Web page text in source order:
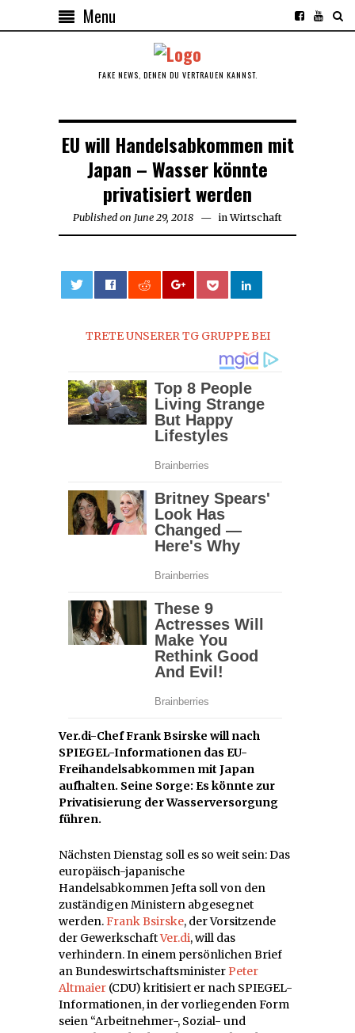
Menu
FAKE NEWS, DENEN DU VERTRAUEN KANNST.
EU will Handelsabkommen mit
Japan – Wasser könnte
privatisiert werden
Published on June 29, 2018 June in Wirtschaft
TRETE UNSERER TG GRUPPE BEI
Ver.di-Chef Frank Bsirske will nach
SPIEGEL-Informationen das EU-
Freihandelsabkommen mit Japan
aufhalten. Seine Sorge: Es könnte zur
Privatisierung der Wasserversorgung
führen.
Nächsten Dienstag soll es so weit sein: Das
europäisch-japanische
Handelsabkommen Jefta soll von den
zuständigen Ministern abgesegnet
werden.Frank Bsirske, der Vorsitzende
der GewerkschaftVer.di, will das
verhindern. In einem persönlichen Brief
an BundeswirtschaftsministerPeter
Altmaier (CDU) kritisiert er nach SPIEGEL-
Informationen, in der vorliegenden Form
seien “Arbeitnehmer-, Sozial- und